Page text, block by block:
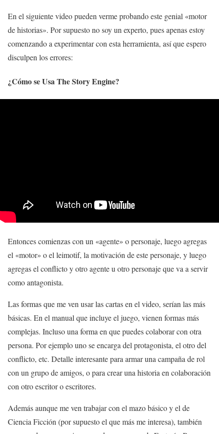
En el siguiente video pueden verme probando este genial «motor
de historias». Por supuesto no soy un experto, pues apenas estoy
comenzando a experimentar con esta herramienta, así que espero
disculpen los errores:
¿Cómo se Usa The Story Engine?
Entonces comienzas con un «agente» o personaje, luego agregas
el «motor» o el leimotif, la motivación de este personaje, y luego
agregas el conflicto y otro agente u otro personaje que va a servir
como antagonista.
Las formas que me ven usar las cartas en el video, serían las más
básicas. En el manual que incluye el juego, vienen formas más
complejas. Incluso una forma en que puedes colaborar con otra
persona. Por ejemplo uno se encarga del protagonista, el otro del
conflicto, etc. Detalle interesante para armar una campaña de rol
con un grupo de amigos, o para crear una historia en colaboración
con otro escritor o escritores.
Además aunque me ven trabajar con el mazo básico y el de
Ciencia Ficción (por supuesto el que más me interesa), también